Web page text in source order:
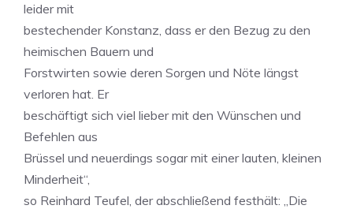
leider mit
bestechender Konstanz, dass er den Bezug zu den
heimischen Bauern und
Forstwirten sowie deren Sorgen und Nöte längst
verloren hat. Er
beschäftigt sich viel lieber mit den Wünschen und
Befehlen aus
Brüssel und neuerdings sogar mit einer lauten, kleinen
Minderheit“,
so Reinhard Teufel, der abschließend festhält: „Die